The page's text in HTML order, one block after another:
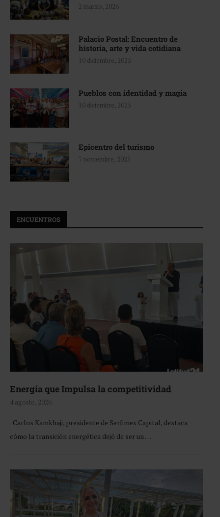
2 marzo, 2026
Palacio Postal: Encuentro de
historia, arte y vida cotidiana
10 diciembre, 2025
Pueblos con identidad y magia
10 diciembre, 2025
Epicentro del turismo
7 noviembre, 2025
ENCUENTROS
Energía que Impulsa la competitividad
4 agosto, 2026
Carlos Kamkhaji, presidente de Serfimex Capital, destaca
cómo la transición energética dejó de ser un …